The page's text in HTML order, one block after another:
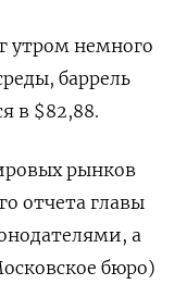
утром немного
баррель
в $82,88.
рынков
отчета главы
а
бюро)